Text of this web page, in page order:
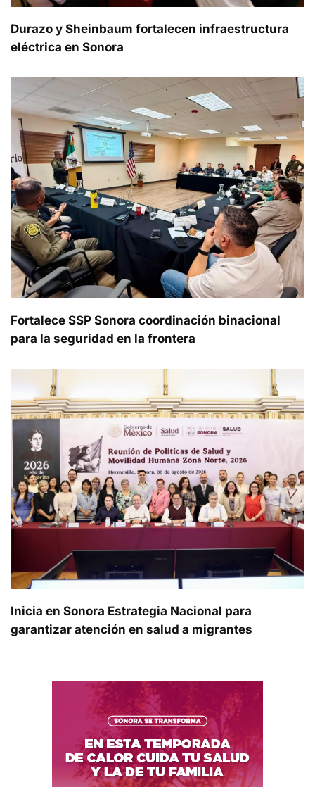
Durazo y Sheinbaum fortalecen infraestructura
eléctrica en Sonora
Fortalece SSP Sonora coordinación binacional
para la seguridad en la frontera
Inicia en Sonora Estrategia Nacional para
garantizar atención en salud a migrantes